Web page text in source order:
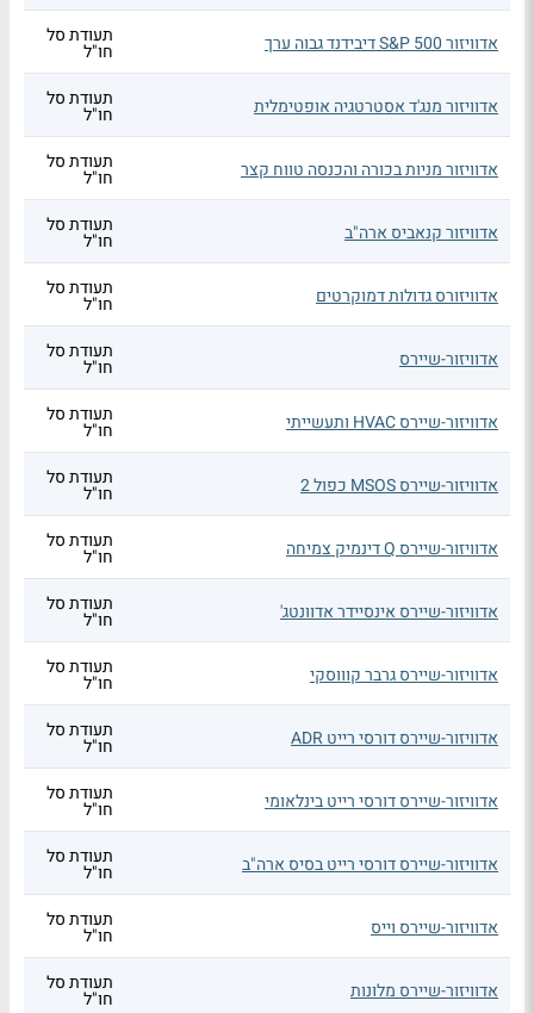
אדוויזור S&P 500 דיבידנד גבוה ערך תעודת סל
חו"ל
אדוויזור מנג'ד אסטרטגיה אופטימלית תעודת סל
חו"ל
אדוויזור מניות בכורה והכנסה טווח קצר תעודת סל
חו"ל
אדוויזור קנאביס ארה"ב תעודת סל
חו"ל
אדוויזורס גדולות דמוקרטים תעודת סל
חו"ל
אדוויזור-שיירס תעודת סל
חו"ל
אדוויזור-שיירס HVAC ותעשייתי תעודת סל
חו"ל
אדוויזור-שיירס MSOS כפול 2 תעודת סל
חו"ל
אדוויזור-שיירס Q דינמיק צמיחה תעודת סל
חו"ל
אדוויזור-שיירס אינסיידר אדוונטג' תעודת סל
חו"ל
אדוויזור-שיירס גרבר קוווסקי תעודת סל
חו"ל
אדוויזור-שיירס דורסי רייט ADR תעודת סל
חו"ל
אדוויזור-שיירס דורסי רייט בינלאומי תעודת סל
חו"ל
אדוויזור-שיירס דורסי רייט בסיס ארה"ב תעודת סל
חו"ל
אדוויזור-שיירס וייס תעודת סל
חו"ל
אדוויזור-שיירס מלונות תעודת סל
חו"ל